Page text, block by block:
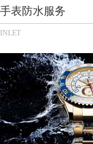
手表防水服务
INLET